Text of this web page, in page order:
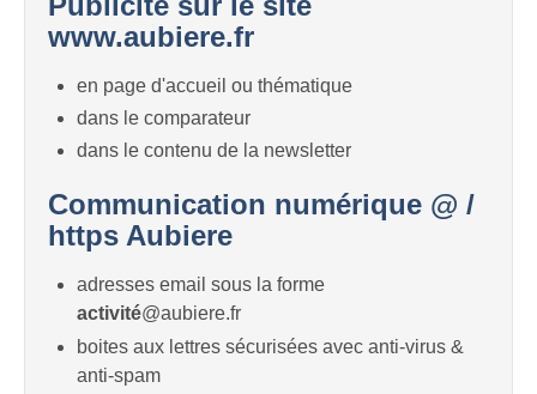
www.aubiere.fr
en page d'accueil ou thématique
dans le comparateur
dans le contenu de la newsletter
Communication numérique @ /
https Aubiere
adresses email sous la forme
activité@aubiere.fr
boites aux lettres sécurisées avec anti-virus &
anti-spam